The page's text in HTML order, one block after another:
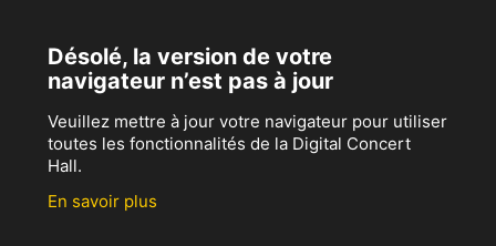
Désolé, la version de votre
navigateur n’est pas à jour
Veuillez mettre à jour votre navigateur pour utiliser
toutes les fonctionnalités de la Digital Concert
Hall.
En savoir plus